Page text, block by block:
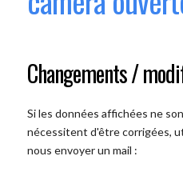
Changements /
Si les données affichées ne
nécessitent d'être corrigées,
nous envoyer un mail :